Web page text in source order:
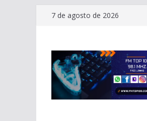
Saltar7 de agosto de 2026